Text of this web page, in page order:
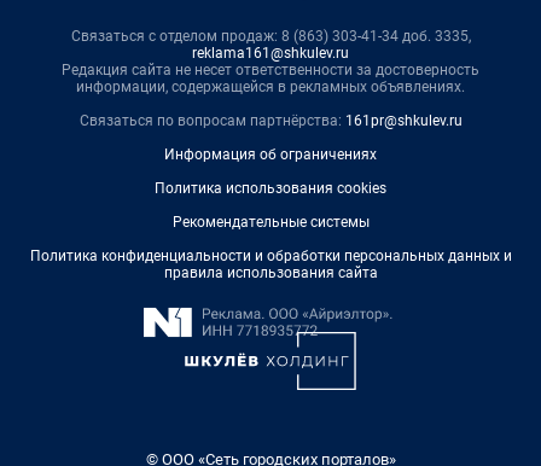
Связаться с отделом продаж: 8 (863) 303-41-34 доб. 3335,
reklama161@shkulev.ru
Редакция сайта не несет ответственности за достоверность
информации, содержащейся в рекламных объявлениях.
Связаться по вопросам партнёрства: 161pr@shkulev.ru
Информация об ограничениях
Политика использования cookies
Рекомендательные системы
Политика конфиденциальности и обработки персональных данных и
правила использования сайта
© ООО «Сеть городских порталов»